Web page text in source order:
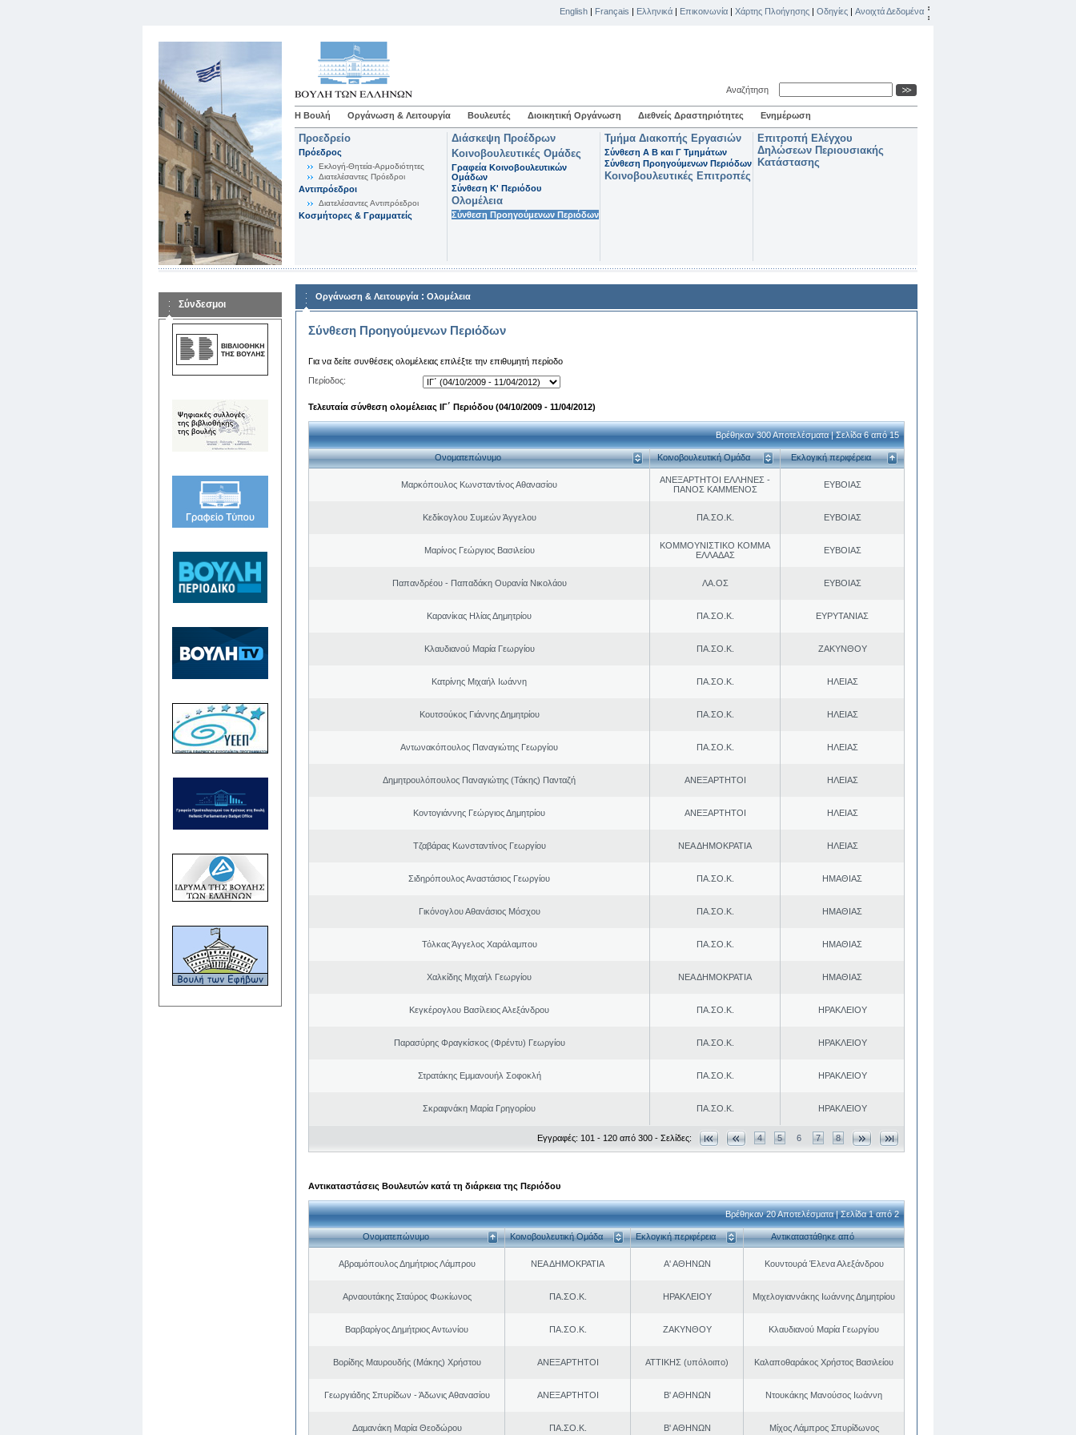
English | Français | Ελληνικά | Επικοινωνία | Χάρτης Πλοήγησης | Οδηγίες | Ανοιχτά Δεδομένα
Αναζήτηση
Η Βουλή Οργάνωση & Λειτουργία Βουλευτές Διοικητική Οργάνωση Διεθνείς Δραστηριότητες Ενημέρωση
Προεδρείο
Πρόεδρος
Εκλογή-Θητεία-Αρμοδιότητες
Διατελέσαντες Πρόεδροι
Αντιπρόεδροι
Διατελέσαντες Αντιπρόεδροι
Κοσμήτορες & Γραμματείς
Διάσκεψη Προέδρων
Κοινοβουλευτικές Ομάδες
Γραφεία Κοινοβουλευτικών
Ομάδων
Σύνθεση K' Περιόδου
Ολομέλεια
Σύνθεση Προηγούμενων Περιόδων
Τμήμα Διακοπής Εργασιών
Σύνθεση Α Β και Γ Τμημάτων
Σύνθεση Προηγούμενων Περιόδων
Κοινοβουλευτικές Επιτροπές
Επιτροπή Ελέγχου
Δηλώσεων Περιουσιακής
Κατάστασης
Σύνδεσμοι
Οργάνωση & Λειτουργία : Ολομέλεια
Σύνθεση Προηγούμενων Περιόδων
Για να δείτε συνθέσεις ολομέλειας επιλέξτε την επιθυμητή περίοδο
Περίοδος:
Τελευταία σύνθεση ολομέλειας ΙΓ΄ Περιόδου (04/10/2009 - 11/04/2012)
Βρέθηκαν 300 Αποτελέσματα | Σελίδα 6 από 15
Ονοματεπώνυμο Κοινοβουλευτική Ομάδα Εκλογική περιφέρεια
Μαρκόπουλος Κωνσταντίνος Αθανασίου
ΑΝΕΞΑΡΤΗΤΟΙ ΕΛΛΗΝΕΣ -
ΠΑΝΟΣ ΚΑΜΜΕΝΟΣ
ΕΥΒΟΙΑΣ
Κεδίκογλου Συμεών Άγγελου ΠΑ.ΣΟ.Κ. ΕΥΒΟΙΑΣ
Μαρίνος Γεώργιος Βασιλείου
ΚΟΜΜΟΥΝΙΣΤΙΚΟ ΚΟΜΜΑ
ΕΛΛΑΔΑΣ
ΕΥΒΟΙΑΣ
Παπανδρέου - Παπαδάκη Ουρανία Νικολάου ΛΑ.ΟΣ ΕΥΒΟΙΑΣ
Καρανίκας Ηλίας Δημητρίου ΠΑ.ΣΟ.Κ. ΕΥΡΥΤΑΝΙΑΣ
Κλαυδιανού Μαρία Γεωργίου ΠΑ.ΣΟ.Κ. ΖΑΚΥΝΘΟΥ
Κατρίνης Μιχαήλ Ιωάννη ΠΑ.ΣΟ.Κ. ΗΛΕΙΑΣ
Κουτσούκος Γιάννης Δημητρίου ΠΑ.ΣΟ.Κ. ΗΛΕΙΑΣ
Αντωνακόπουλος Παναγιώτης Γεωργίου ΠΑ.ΣΟ.Κ. ΗΛΕΙΑΣ
Δημητρουλόπουλος Παναγιώτης (Τάκης) Πανταζή ΑΝΕΞΑΡΤΗΤΟΙ ΗΛΕΙΑΣ
Κοντογιάννης Γεώργιος Δημητρίου ΑΝΕΞΑΡΤΗΤΟΙ ΗΛΕΙΑΣ
Τζαβάρας Κωνσταντίνος Γεωργίου ΝΕΑ ΔΗΜΟΚΡΑΤΙΑ ΗΛΕΙΑΣ
Σιδηρόπουλος Αναστάσιος Γεωργίου ΠΑ.ΣΟ.Κ. ΗΜΑΘΙΑΣ
Γικόνογλου Αθανάσιος Μόσχου ΠΑ.ΣΟ.Κ. ΗΜΑΘΙΑΣ
Τόλκας Άγγελος Χαράλαμπου ΠΑ.ΣΟ.Κ. ΗΜΑΘΙΑΣ
Χαλκίδης Μιχαήλ Γεωργίου ΝΕΑ ΔΗΜΟΚΡΑΤΙΑ ΗΜΑΘΙΑΣ
Κεγκέρογλου Βασίλειος Αλεξάνδρου ΠΑ.ΣΟ.Κ. ΗΡΑΚΛΕΙΟΥ
Παρασύρης Φραγκίσκος (Φρέντυ) Γεωργίου ΠΑ.ΣΟ.Κ. ΗΡΑΚΛΕΙΟΥ
Στρατάκης Εμμανουήλ Σοφοκλή ΠΑ.ΣΟ.Κ. ΗΡΑΚΛΕΙΟΥ
Σκραφνάκη Μαρία Γρηγορίου ΠΑ.ΣΟ.Κ. ΗΡΑΚΛΕΙΟΥ
Εγγραφές: 101 - 120 από 300 - Σελίδες: 4 5 6 7 8
Αντικαταστάσεις Βουλευτών κατά τη διάρκεια της Περιόδου
Βρέθηκαν 20 Αποτελέσματα | Σελίδα 1 από 2
Ονοματεπώνυμο Κοινοβουλευτική Ομάδα Εκλογική περιφέρεια Αντικαταστάθηκε από
Αβραμόπουλος Δημήτριος Λάμπρου ΝΕΑ ΔΗΜΟΚΡΑΤΙΑ Α' ΑΘΗΝΩΝ Κουντουρά Έλενα Αλεξάνδρου
Αρναουτάκης Σταύρος Φωκίωνος ΠΑ.ΣΟ.Κ. ΗΡΑΚΛΕΙΟΥ Μιχελογιαννάκης Ιωάννης Δημητρίου
Βαρβαρίγος Δημήτριος Αντωνίου ΠΑ.ΣΟ.Κ. ΖΑΚΥΝΘΟΥ Κλαυδιανού Μαρία Γεωργίου
Βορίδης Μαυρουδής (Μάκης) Χρήστου ΑΝΕΞΑΡΤΗΤΟΙ ΑΤΤΙΚΗΣ (υπόλοιπο) Καλαποθαράκος Χρήστος Βασιλείου
Γεωργιάδης Σπυρίδων - Άδωνις Αθανασίου ΑΝΕΞΑΡΤΗΤΟΙ Β' ΑΘΗΝΩΝ Ντουκάκης Μανούσος Ιωάννη
Δαμανάκη Μαρία Θεοδώρου ΠΑ.ΣΟ.Κ. Β' ΑΘΗΝΩΝ Μίχος Λάμπρος Σπυρίδωνος